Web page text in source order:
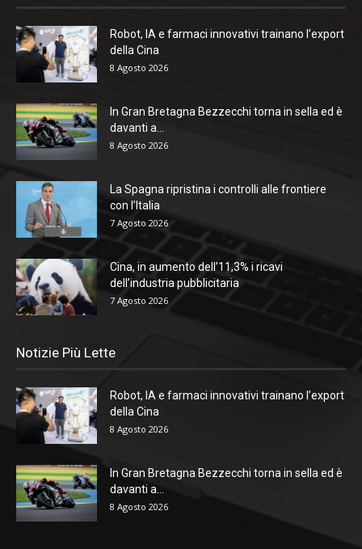
Robot, IA e farmaci innovativi trainano l’export
della Cina
8 Agosto 2026
In Gran Bretagna Bezzecchi torna in sella ed è
davanti a...
8 Agosto 2026
La Spagna ripristina i controlli alle frontiere
con l’Italia
7 Agosto 2026
Cina, in aumento dell’11,3% i ricavi
dell’industria pubblicitaria
7 Agosto 2026
Notizie Più Lette
Robot, IA e farmaci innovativi trainano l’export
della Cina
8 Agosto 2026
In Gran Bretagna Bezzecchi torna in sella ed è
davanti a...
8 Agosto 2026